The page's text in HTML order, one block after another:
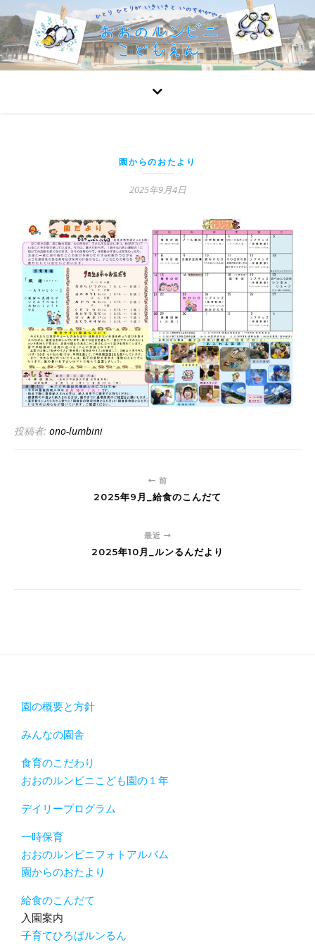
園からのおたより
2025年9月4日
投稿者: ono-lumbini
前
2025年9月_給食のこんだて
最近
2025年10月_ルンるんだより
園の概要と方針
みんなの園舎
食育のこだわり
おおのルンビニこども園の１年
デイリープログラム
一時保育
おおのルンビニフォトアルバム
園からのおたより
給食のこんだて
入園案内
子育てひろばルンるん